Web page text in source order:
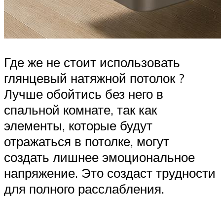
Где же не стоит использовать
глянцевый натяжной потолок ?
Лучше обойтись без него в
спальной комнате, так как
элементы, которые будут
отражаться в потолке, могут
создать лишнее эмоциональное
напряжение. Это создаст трудности
для полного расслабления.